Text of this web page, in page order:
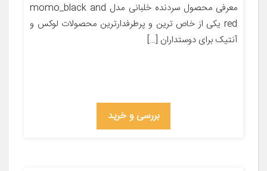
معرفی محصول سردنده خلبانی مدل momo_black and
red یکی از خاص ترین و پرطرفدارترین محصولات لوکس و
آنتیک برای دوستداران […]
بررسی و خرید